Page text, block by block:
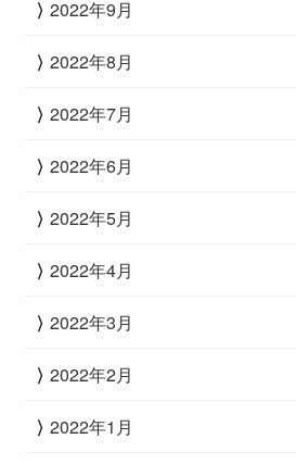
2022年9月
2022年8月
2022年7月
2022年6月
2022年5月
2022年4月
2022年3月
2022年2月
2022年1月